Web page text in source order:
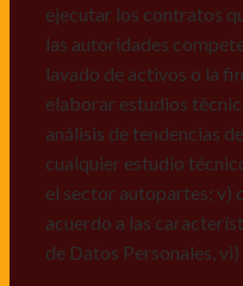
Declaro que puedo
de datos personales de
dirección
manifiesto que he sido
a conocer, actualizar,
prueba: i) de
quejas y/o reclamos en
atención:
ejecutar los contratos
las autoridades
lavado de activos o la
elaborar estudios
análisis de tendencias
cualquier estudio
el sector autopartes; v)
acuerdo a las
de Datos Personales,